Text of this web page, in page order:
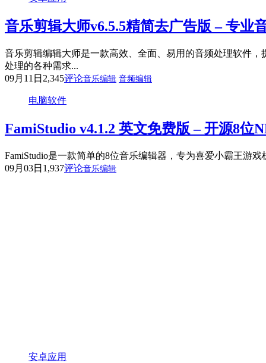
音乐剪辑大师v6.5.5精简去广告版 – 专业
音乐剪辑编辑大师是一款高效、全面、易用的音频处理软件
处理的各种需求...
09月11日 2,345评论音乐编辑 音频编辑
电脑软件
FamiStudio v4.1.2 英文免费版 – 开源8位
FamiStudio是一款简单的8位音乐编辑器，专为喜爱小霸王游
09月03日 1,937评论音乐编辑
安卓应用